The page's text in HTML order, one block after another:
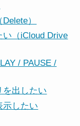
）
い（iCloud Drive
/ PAUSE /
を出したい
示したい